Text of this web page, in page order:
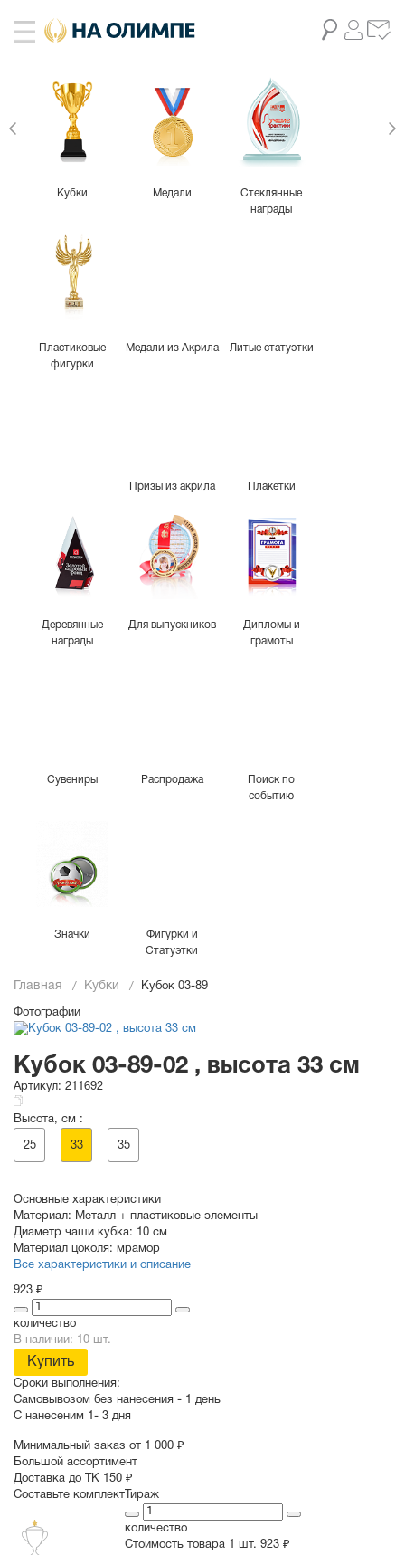
Кубки Медали
Стеклянные
награды
Пластиковые
фигурки
Медали из Акрила Литые статуэтки
Призы из акрила Плакетки
Деревянные
награды
Для выпускников
Дипломы и
грамоты
Сувениры Распродажа
Поиск по
событию
Значки
Фигурки и
Статуэтки
Главная Кубки Кубок 03-89
Фотографии
Кубок 03-89-02 , высота 33 см
Артикул: 211692
Высота, см :
25 33 35
Основные характеристики
Материал: Металл + пластиковые элементы
Диаметр чаши кубка: 10 см
Материал цоколя: мрамор
Все характеристики и описание
923 ₽
количество
В наличии: 10 шт.
Купить
Сроки выполнения:
Самовывозом без нанесения -
1 день
С нанесеним
1- 3 дня
Минимальный заказ от 1 000 ₽
Большой ассортимент
Доставка до ТК 150 ₽
Составьте комплект Тираж
количество
Стоимость товара 1 шт. 923 ₽